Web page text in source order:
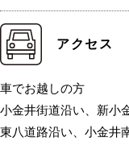
アクセス
車でお越しの方
小金井街道沿い、新小
東八道路沿い、小金井